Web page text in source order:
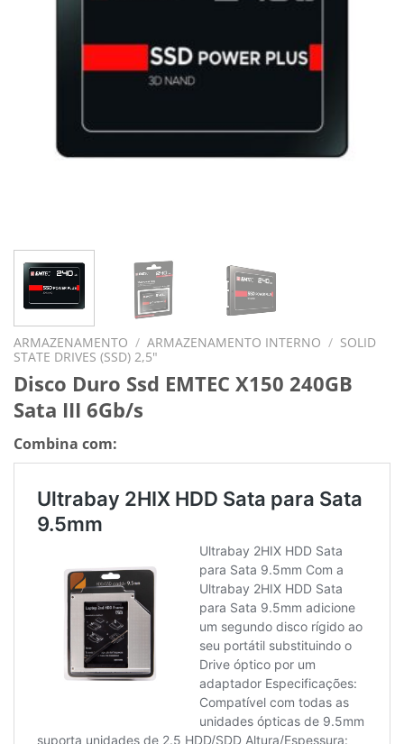
ARMAZENAMENTO / ARMAZENAMENTO INTERNO / SOLID
STATE DRIVES (SSD) 2,5"
Disco Duro Ssd EMTEC X150 240GB
Sata III 6Gb/s
Combina com: